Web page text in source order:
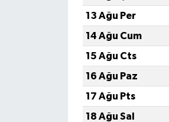
13 Ağu Per
14 Ağu Cum
15 Ağu Cts
16 Ağu Paz
17 Ağu Pts
18 Ağu Sal